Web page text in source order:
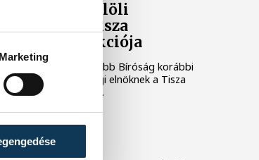
Marketing
Andrást jelöli
a Tisza
frakciója
Andrást, a Legfelsőbb Bíróság korábbi
jelöli köztársasági elnöknek a Tisza
parlamenti frakciója.